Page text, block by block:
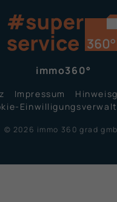
immo360°
Impressum
© 2026 immo 360 grad